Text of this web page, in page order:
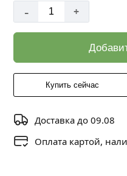
- +
Купить сейчас
Доставка до 09.08
Оплата картой,